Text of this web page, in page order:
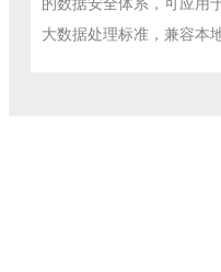
的数据安全体系，可应用
大数据处理标准，兼容本